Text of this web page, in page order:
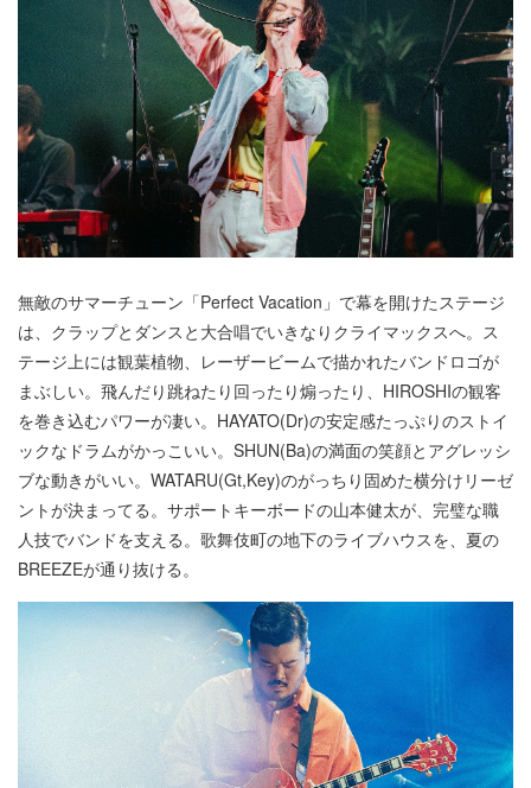
無敵のサマーチューン「Perfect Vacation」で幕を開けたステージ
は、クラップとダンスと大合唱でいきなりクライマックスへ。ス
テージ上には観葉植物、レーザービームで描かれたバンドロゴが
まぶしい。飛んだり跳ねたり回ったり煽ったり、HIROSHIの観客
を巻き込むパワーが凄い。HAYATO(Dr)の安定感たっぷりのストイ
ックなドラムがかっこいい。SHUN(Ba)の満面の笑顔とアグレッシ
ブな動きがいい。WATARU(Gt,Key)のがっちり固めた横分けリーゼ
ントが決まってる。サポートキーボードの山本健太が、完璧な職
人技でバンドを支える。歌舞伎町の地下のライブハウスを、夏の
BREEZEが通り抜ける。